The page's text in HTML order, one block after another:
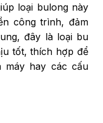
loại bulong này
công trình, đảm
đây là loại bu
tốt, thích hợp để
máy hay các cấu